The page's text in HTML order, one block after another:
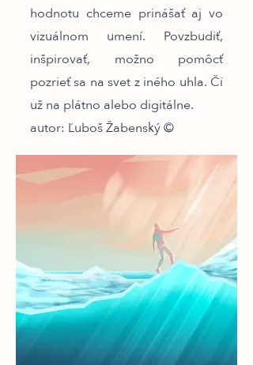
hodnotu chceme prinášať aj vo
vizuálnom umení. Povzbudiť,
inšpirovať, možno pomôcť
pozrieť sa na svet z iného uhla. Či
už na plátno alebo digitálne.
autor: Ľuboš Žabenský ©